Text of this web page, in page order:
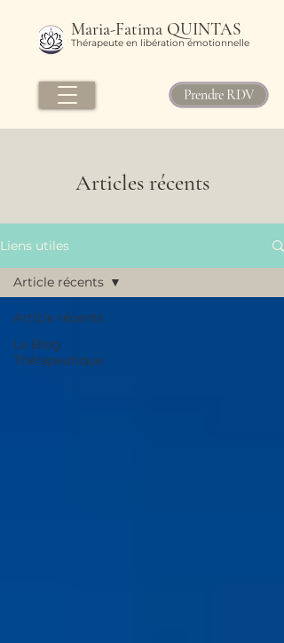
Maria-Fatima QUINTAS
Thérapeute en libération émotionnelle
Prendre RDV
Articles récents
Liens utiles
Article récents
Le Blog
Thérapeutique
Article récents